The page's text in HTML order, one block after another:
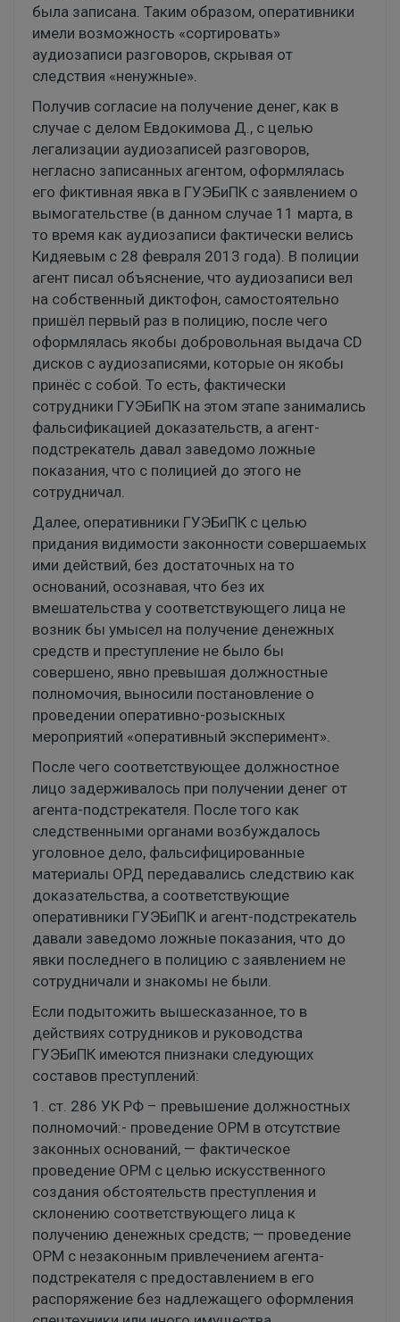
была записана. Таким образом, оперативники
имели возможность «сортировать»
аудиозаписи разговоров, скрывая от
следствия «ненужные».
Получив согласие на получение денег, как в
случае с делом Евдокимова Д., с целью
легализации аудиозаписей разговоров,
негласно записанных агентом, оформлялась
его фиктивная явка в ГУЭБиПК с заявлением о
вымогательстве (в данном случае 11 марта, в
то время как аудиозаписи фактически велись
Кидяевым с 28 февраля 2013 года). В полиции
агент писал объяснение, что аудиозаписи вел
на собственный диктофон, самостоятельно
пришёл первый раз в полицию, после чего
оформлялась якобы добровольная выдача CD
дисков с аудиозаписями, которые он якобы
принёс с собой. То есть, фактически
сотрудники ГУЭБиПК на этом этапе занимались
фальсификацией доказательств, а агент-
подстрекатель давал заведомо ложные
показания, что с полицией до этого не
сотрудничал.
Далее, оперативники ГУЭБиПК с целью
придания видимости законности совершаемых
ими действий, без достаточных на то
оснований, осознавая, что без их
вмешательства у соответствующего лица не
возник бы умысел на получение денежных
средств и преступление не было бы
совершено, явно превышая должностные
полномочия, выносили постановление о
проведении оперативно-розыскных
мероприятий «оперативный эксперимент».
После чего соответствующее должностное
лицо задерживалось при получении денег от
агента-подстрекателя. После того как
следственными органами возбуждалось
уголовное дело, фальсифицированные
материалы ОРД передавались следствию как
доказательства, а соответствующие
оперативники ГУЭБиПК и агент-подстрекатель
давали заведомо ложные показания, что до
явки последнего в полицию с заявлением не
сотрудничали и знакомы не были.
Если подытожить вышесказанное, то в
действиях сотрудников и руководства
ГУЭБиПК имеются пнизнаки следующих
составов преступлений:
1. ст. 286 УК РФ – превышение должностных
полномочий:- проведение ОРМ в отсутствие
законных оснований, — фактическое
проведение ОРМ с целью искусственного
создания обстоятельств преступления и
склонению соответствующего лица к
получению денежных средств; — проведение
ОРМ с незаконным привлечением агента-
подстрекателя с предоставлением в его
распоряжение без надлежащего оформления